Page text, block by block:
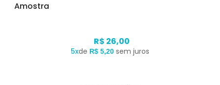
Amostra
R$ 26,00
5xde R$ 5,20 sem juros